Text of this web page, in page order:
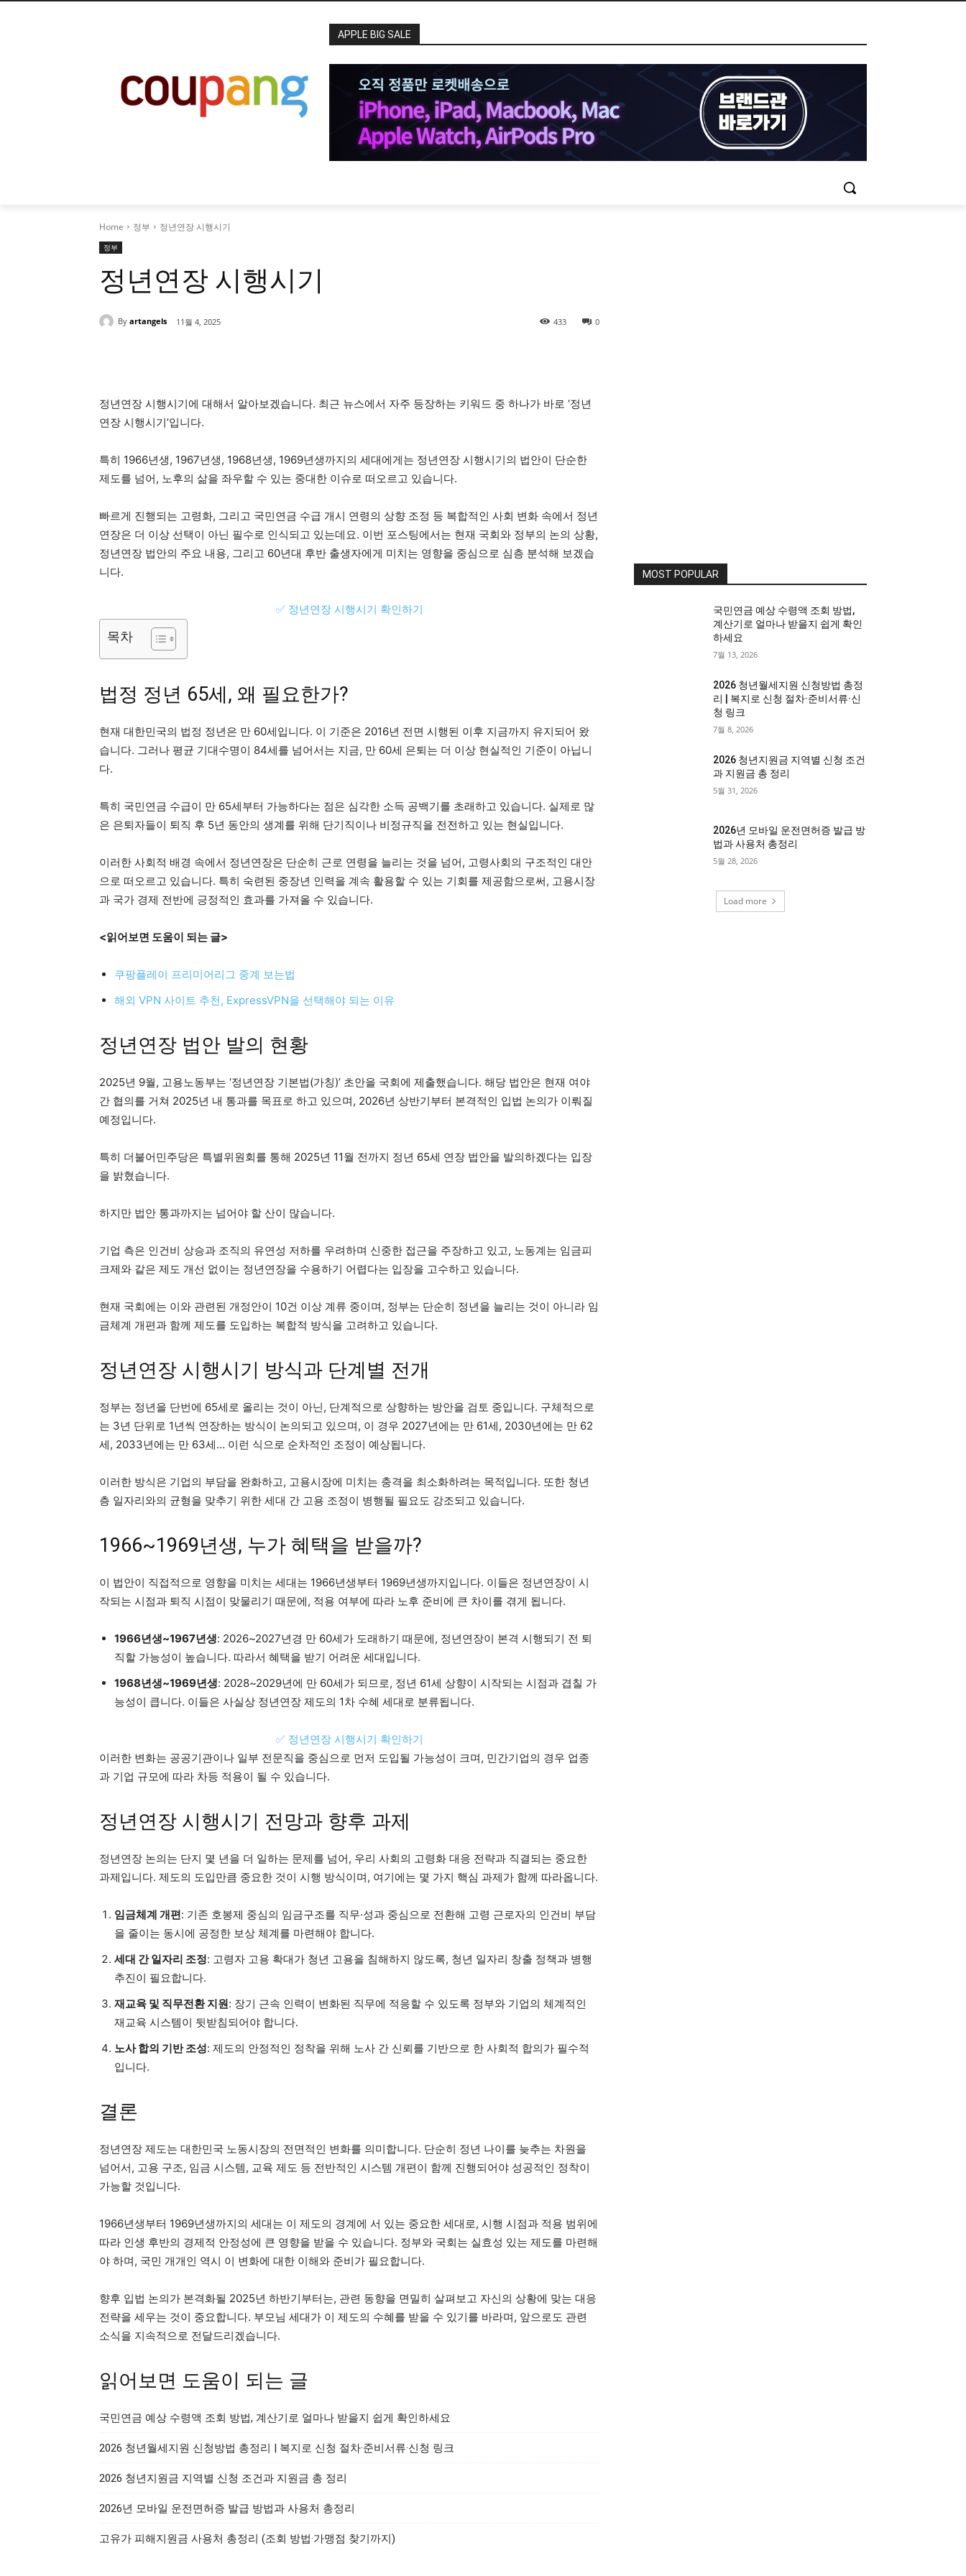
APPLE BIG SALE
Home 정부 정년연장 시행시기
정부
정년연장 시행시기
By artangels 11월 4, 2025 0
433
정년연장 시행시기에 대해서 알아보겠습니다. 최근 뉴스에서 자주 등장하는 키워드 중 하나가 바로 ‘정년
연장 시행시기’입니다.
특히 1966년생, 1967년생, 1968년생, 1969년생까지의 세대에게는 정년연장 시행시기의 법안이 단순한
제도를 넘어, 노후의 삶을 좌우할 수 있는 중대한 이슈로 떠오르고 있습니다.
빠르게 진행되는 고령화, 그리고 국민연금 수급 개시 연령의 상향 조정 등 복합적인 사회 변화 속에서 정년
연장은 더 이상 선택이 아닌 필수로 인식되고 있는데요. 이번 포스팅에서는 현재 국회와 정부의 논의 상황,
정년연장 법안의 주요 내용, 그리고 60년대 후반 출생자에게 미치는 영향을 중심으로 심층 분석해 보겠습
니다.
✅ 정년연장 시행시기 확인하기
목차
법정 정년 65세, 왜 필요한가?
현재 대한민국의 법정 정년은 만 60세입니다. 이 기준은 2016년 전면 시행된 이후 지금까지 유지되어 왔
습니다. 그러나 평균 기대수명이 84세를 넘어서는 지금, 만 60세 은퇴는 더 이상 현실적인 기준이 아닙니
다.
특히 국민연금 수급이 만 65세부터 가능하다는 점은 심각한 소득 공백기를 초래하고 있습니다. 실제로 많
은 은퇴자들이 퇴직 후 5년 동안의 생계를 위해 단기직이나 비정규직을 전전하고 있는 현실입니다.
이러한 사회적 배경 속에서 정년연장은 단순히 근로 연령을 늘리는 것을 넘어, 고령사회의 구조적인 대안
으로 떠오르고 있습니다. 특히 숙련된 중장년 인력을 계속 활용할 수 있는 기회를 제공함으로써, 고용시장
과 국가 경제 전반에 긍정적인 효과를 가져올 수 있습니다.
<읽어보면 도움이 되는 글>
쿠팡플레이 프리미어리그 중계 보는법
해외 VPN 사이트 추천, ExpressVPN을 선택해야 되는 이유
정년연장 법안 발의 현황
2025년 9월, 고용노동부는 ‘정년연장 기본법(가칭)’ 초안을 국회에 제출했습니다. 해당 법안은 현재 여야
간 협의를 거쳐 2025년 내 통과를 목표로 하고 있으며, 2026년 상반기부터 본격적인 입법 논의가 이뤄질
예정입니다.
특히 더불어민주당은 특별위원회를 통해 2025년 11월 전까지 정년 65세 연장 법안을 발의하겠다는 입장
을 밝혔습니다.
하지만 법안 통과까지는 넘어야 할 산이 많습니다.
기업 측은 인건비 상승과 조직의 유연성 저하를 우려하며 신중한 접근을 주장하고 있고, 노동계는 임금피
크제와 같은 제도 개선 없이는 정년연장을 수용하기 어렵다는 입장을 고수하고 있습니다.
현재 국회에는 이와 관련된 개정안이 10건 이상 계류 중이며, 정부는 단순히 정년을 늘리는 것이 아니라 임
금체계 개편과 함께 제도를 도입하는 복합적 방식을 고려하고 있습니다.
정년연장 시행시기 방식과 단계별 전개
정부는 정년을 단번에 65세로 올리는 것이 아닌, 단계적으로 상향하는 방안을 검토 중입니다. 구체적으로
는 3년 단위로 1년씩 연장하는 방식이 논의되고 있으며, 이 경우 2027년에는 만 61세, 2030년에는 만 62
세, 2033년에는 만 63세… 이런 식으로 순차적인 조정이 예상됩니다.
이러한 방식은 기업의 부담을 완화하고, 고용시장에 미치는 충격을 최소화하려는 목적입니다. 또한 청년
층 일자리와의 균형을 맞추기 위한 세대 간 고용 조정이 병행될 필요도 강조되고 있습니다.
1966~1969년생, 누가 혜택을 받을까?
이 법안이 직접적으로 영향을 미치는 세대는 1966년생부터 1969년생까지입니다. 이들은 정년연장이 시
작되는 시점과 퇴직 시점이 맞물리기 때문에, 적용 여부에 따라 노후 준비에 큰 차이를 겪게 됩니다.
1966년생~1967년생: 2026~2027년경 만 60세가 도래하기 때문에, 정년연장이 본격 시행되기 전 퇴
직할 가능성이 높습니다. 따라서 혜택을 받기 어려운 세대입니다.
1968년생~1969년생: 2028~2029년에 만 60세가 되므로, 정년 61세 상향이 시작되는 시점과 겹칠 가
능성이 큽니다. 이들은 사실상 정년연장 제도의 1차 수혜 세대로 분류됩니다.
✅ 정년연장 시행시기 확인하기
이러한 변화는 공공기관이나 일부 전문직을 중심으로 먼저 도입될 가능성이 크며, 민간기업의 경우 업종
과 기업 규모에 따라 차등 적용이 될 수 있습니다.
정년연장 시행시기 전망과 향후 과제
정년연장 논의는 단지 몇 년을 더 일하는 문제를 넘어, 우리 사회의 고령화 대응 전략과 직결되는 중요한
과제입니다. 제도의 도입만큼 중요한 것이 시행 방식이며, 여기에는 몇 가지 핵심 과제가 함께 따라옵니다.
임금체계 개편: 기존 호봉제 중심의 임금구조를 직무·성과 중심으로 전환해 고령 근로자의 인건비 부담
을 줄이는 동시에 공정한 보상 체계를 마련해야 합니다.
세대 간 일자리 조정: 고령자 고용 확대가 청년 고용을 침해하지 않도록, 청년 일자리 창출 정책과 병행
추진이 필요합니다.
재교육 및 직무전환 지원: 장기 근속 인력이 변화된 직무에 적응할 수 있도록 정부와 기업의 체계적인
재교육 시스템이 뒷받침되어야 합니다.
노사 합의 기반 조성: 제도의 안정적인 정착을 위해 노사 간 신뢰를 기반으로 한 사회적 합의가 필수적
입니다.
결론
정년연장 제도는 대한민국 노동시장의 전면적인 변화를 의미합니다. 단순히 정년 나이를 늦추는 차원을
넘어서, 고용 구조, 임금 시스템, 교육 제도 등 전반적인 시스템 개편이 함께 진행되어야 성공적인 정착이
가능할 것입니다.
1966년생부터 1969년생까지의 세대는 이 제도의 경계에 서 있는 중요한 세대로, 시행 시점과 적용 범위에
따라 인생 후반의 경제적 안정성에 큰 영향을 받을 수 있습니다. 정부와 국회는 실효성 있는 제도를 마련해
야 하며, 국민 개개인 역시 이 변화에 대한 이해와 준비가 필요합니다.
향후 입법 논의가 본격화될 2025년 하반기부터는, 관련 동향을 면밀히 살펴보고 자신의 상황에 맞는 대응
전략을 세우는 것이 중요합니다. 부모님 세대가 이 제도의 수혜를 받을 수 있기를 바라며, 앞으로도 관련
소식을 지속적으로 전달드리겠습니다.
읽어보면 도움이 되는 글
국민연금 예상 수령액 조회 방법, 계산기로 얼마나 받을지 쉽게 확인하세요
2026 청년월세지원 신청방법 총정리 | 복지로 신청 절차·준비서류·신청 링크
2026 청년지원금 지역별 신청 조건과 지원금 총 정리
2026년 모바일 운전면허증 발급 방법과 사용처 총정리
고유가 피해지원금 사용처 총정리 (조회 방법·가맹점 찾기까지)
MOST POPULAR
국민연금 예상 수령액 조회 방법,
계산기로 얼마나 받을지 쉽게 확인
하세요
7월 13, 2026
2026 청년월세지원 신청방법 총정
리 | 복지로 신청 절차·준비서류·신
청 링크
7월 8, 2026
2026 청년지원금 지역별 신청 조건
과 지원금 총 정리
5월 31, 2026
2026년 모바일 운전면허증 발급 방
법과 사용처 총정리
5월 28, 2026
Load more